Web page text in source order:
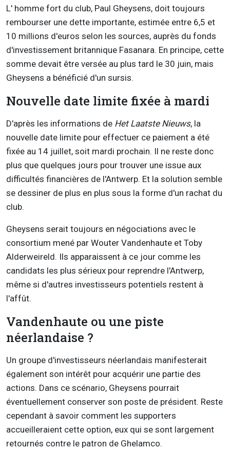
L' homme fort du club, Paul Gheysens, doit toujours
rembourser une dette importante, estimée entre 6,5 et
10 millions d'euros selon les sources, auprès du fonds
d'investissement britannique Fasanara. En principe, cette
somme devait être versée au plus tard le 30 juin, mais
Gheysens a bénéficié d'un sursis.
Nouvelle date limite fixée à mardi
D'après les informations de Het Laatste Nieuws, la
nouvelle date limite pour effectuer ce paiement a été
fixée au 14 juillet, soit mardi prochain. Il ne reste donc
plus que quelques jours pour trouver une issue aux
difficultés financières de l'Antwerp. Et la solution semble
se dessiner de plus en plus sous la forme d'un rachat du
club.
Gheysens serait toujours en négociations avec le
consortium mené par Wouter Vandenhaute et Toby
Alderweireld. Ils apparaissent à ce jour comme les
candidats les plus sérieux pour reprendre l'Antwerp,
même si d'autres investisseurs potentiels restent à
l'affût.
Vandenhaute ou une piste
néerlandaise ?
Un groupe d'investisseurs néerlandais manifesterait
également son intérêt pour acquérir une partie des
actions. Dans ce scénario, Gheysens pourrait
éventuellement conserver son poste de président. Reste
cependant à savoir comment les supporters
accueilleraient cette option, eux qui se sont largement
retournés contre le patron de Ghelamco.